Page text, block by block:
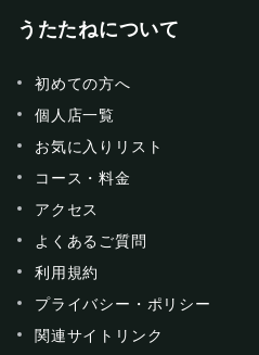
うたたねについて
初めての方へ
個人店一覧
お気に入りリスト
コース・料金
アクセス
よくあるご質問
利用規約
プライバシー・ポリシー
関連サイトリンク